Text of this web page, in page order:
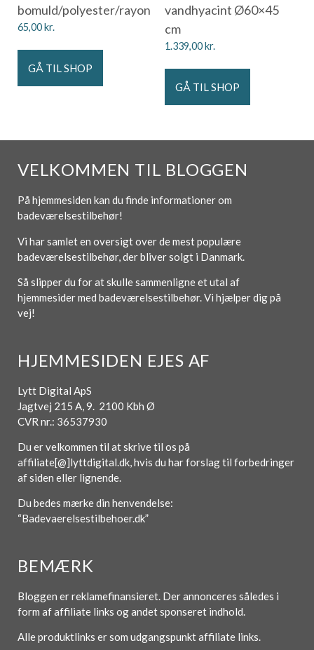
bomuld/polyester/rayon
65,00kr.
GÅ TIL SHOP
vandhyacint Ø60×45
cm
1.339,00kr.
GÅ TIL SHOP
VELKOMMEN TIL BLOGGEN
På hjemmesiden kan du finde informationer om
badeværelsestilbehør!
Vi har samlet en oversigt over de mest populære
badeværelsestilbehør, der bliver solgt i Danmark.
Så slipper du for at skulle sammenligne et utal af
hjemmesider med badeværelsestilbehør. Vi hjælper dig på
vej!
HJEMMESIDEN EJES AF
Lytt Digital ApS
Jagtvej 215 A, 9. 2100 Kbh Ø
CVR nr.: 36537930
Du er velkommen til at skrive til os på
affiliate[@]lyttdigital.dk, hvis du har forslag til forbedringer
af siden eller lignende.
Du bedes mærke din henvendelse:
“Badevaerelsestilbehoer.dk”
BEMÆRK
Bloggen er reklamefinansieret. Der annonceres således i
form af affiliate links og andet sponseret indhold.
Alle produktlinks er som udgangspunkt affiliate links.